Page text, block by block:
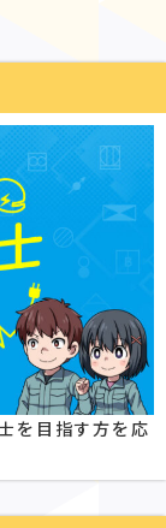
を目指す方を応